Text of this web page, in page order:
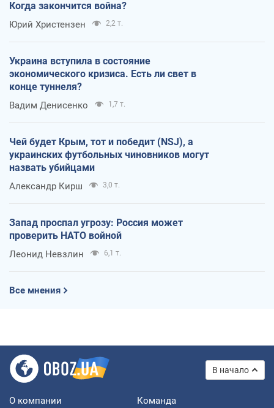
Когда закончится война?
Юрий Христензен 2,2 т.
Украина вступила в состояние
экономического кризиса. Есть ли свет в
конце туннеля?
Вадим Денисенко 1,7 т.
Чей будет Крым, тот и победит (NSJ), а
украинских футбольных чиновников могут
назвать убийцами
Александр Кирш 3,0 т.
Запад проспал угрозу: Россия может
проверить НАТО войной
Леонид Невзлин 6,1 т.
Все мнения
В начало
О компании Команда